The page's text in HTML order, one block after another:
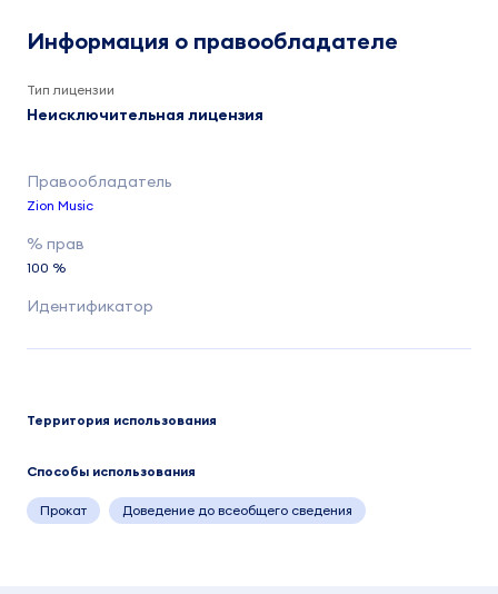
Информация о правообладателе
Тип лицензии
Неисключительная лицензия
Zion Music
100 %
Территория использования
Способы использования
Прокат Доведение до всеобщего сведения